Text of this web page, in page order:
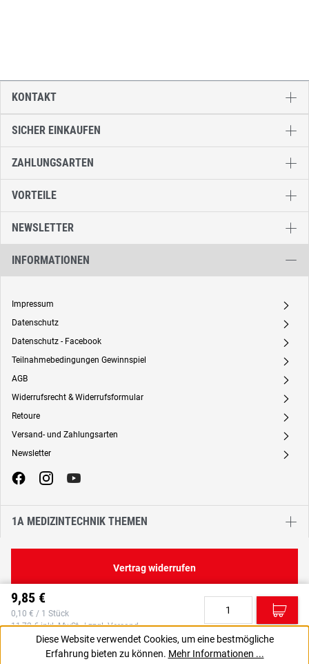
9,85 €
0,10 € / 1 Stück
11,72 € inkl. MwSt., | zzgl. Versand
C
VPE gewünscht? Dann die zu bestellende Anzahl auf 100
SICHER EINKAUFEN
ZAHLUNGSARTEN
VORTEILE
NEWSLETTER
INFORMATIONEN
Impressum A
Datenschutz A
Datenschutz - Facebook A
Teilnahmebedingungen Gewinnspiel A
AGB A
Widerrufsrecht & Widerrufsformular A
Retoure A
Versand- und Zahlungsarten A
Newsletter A
1A MEDIZINTECHNIK THEMEN
KONTAKT
Vertrag widerrufen
Diese Website verwendet Cookies, um eine bestmögliche
Erfahrung bieten zu können. Mehr Informationen ...